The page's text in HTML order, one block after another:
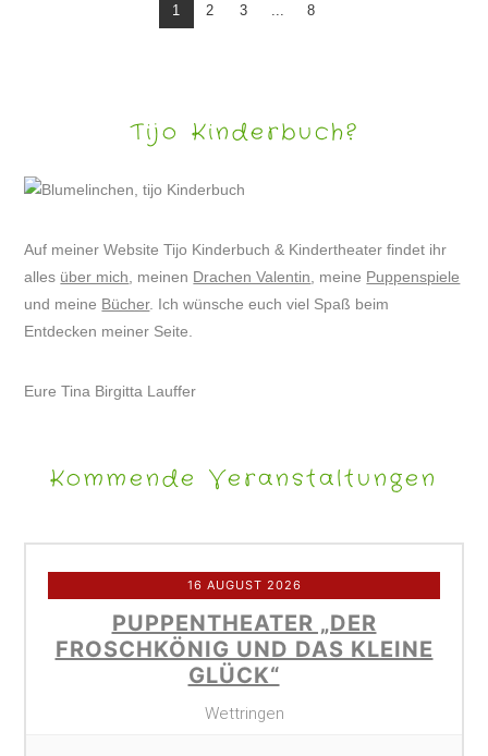
1 2 3 8
Tijo Kinderbuch?
Auf meiner Website Tijo Kinderbuch & Kindertheater findet ihr
alles über mich , meinen Drachen Valentin , meine Puppenspiele
und meine Bücher. Ich wünsche euch viel Spaß beim
Entdecken meiner Seite.
Eure Tina Birgitta Lauffer
Kommende Veranstaltungen
16 AUGUST 2026
PUPPENTHEATER „DER
FROSCHKÖNIG UND DAS KLEINE
GLÜCK“
Wettringen